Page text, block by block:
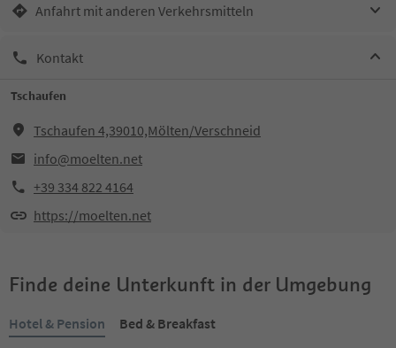
Anfahrt mit anderen Verkehrsmitteln
Kontakt
Tschaufen
Tschaufen 4,39010,Mölten/Verschneid
info@moelten.net
+39 334 822 4164
https://moelten.net
Finde deine Unterkunft in der Umgebung
Hotel & Pension
Bed & Breakfast